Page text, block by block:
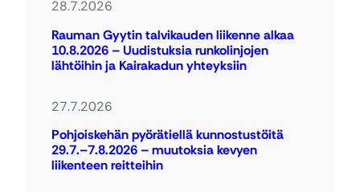
28.7.2026
Rauman Gyytin talvikauden liikenne alkaa
10.8.2026 – Uudistuksia runkolinjojen
lähtöihin ja Kairakadun yhteyksiin
27.7.2026
Pohjoiskehän pyörätiellä kunnostustöitä
29.7.–7.8.2026 – muutoksia kevyen
liikenteen reitteihin